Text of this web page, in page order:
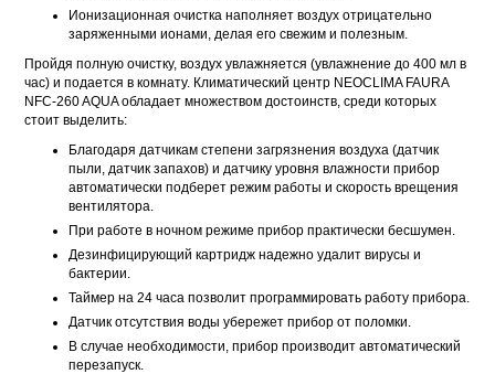
Ионизационная очистка наполняет воздух отрицательно
заряженными ионами, делая его свежим и полезным.
Пройдя полную очистку, воздух увлажняется (увлажнение до 400 мл в
час) и подается в комнату. Климатический центр NEOCLIMA FAURA
NFC-260 AQUA обладает множеством достоинств, среди которых
стоит выделить:
Благодаря датчикам степени загрязнения воздуха (датчик
пыли, датчик запахов) и датчику уровня влажности прибор
автоматически подберет режим работы и скорость врещения
вентилятора.
При работе в ночном режиме прибор практически бесшумен.
Дезинфицирующий картридж надежно удалит вирусы и
бактерии.
Таймер на 24 часа позволит программировать работу прибора.
Датчик отсутствия воды убережет прибор от поломки.
В случае необходимости, прибор производит автоматический
перезапуск.